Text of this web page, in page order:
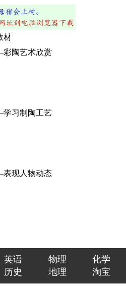
材
陶艺术欣赏
习制陶工艺
现人物动态
英语 物理
化学
历史 地理 淘宝